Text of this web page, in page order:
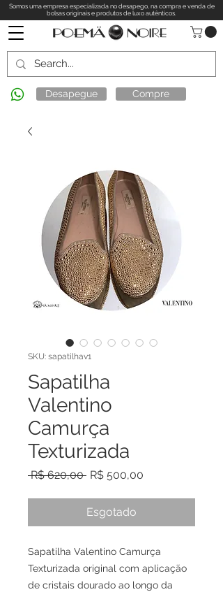
Somos uma empresa especializada no desapego, na compra e venda de
bolsas originais e produtos de luxo autênticos.
Desapegue Compre
SKU: sapatilhav1
Sapatilha
Valentino
Camurça
Texturizada
R$ 620,00 Preço normal
R$ 500,00
Esgotado
Sapatilha Valentino Camurça
Texturizada original com aplicação
de cristais dourado ao longo da